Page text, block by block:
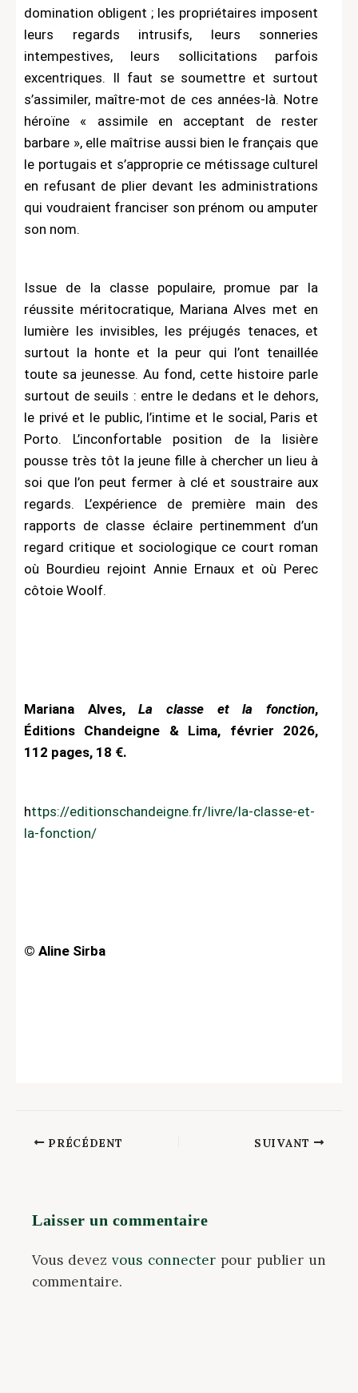
domination obligent ; les propriétaires imposent
leurs regards intrusifs, leurs sonneries
intempestives, leurs sollicitations parfois
excentriques. Il faut se soumettre et surtout
s’assimiler, maître-mot de ces années-là. Notre
héroïne « assimile en acceptant de rester
barbare », elle maîtrise aussi bien le français que
le portugais et s’approprie ce métissage culturel
en refusant de plier devant les administrations
qui voudraient franciser son prénom ou amputer
son nom.
Issue de la classe populaire, promue par la
réussite méritocratique, Mariana Alves met en
lumière les invisibles, les préjugés tenaces, et
surtout la honte et la peur qui l’ont tenaillée
toute sa jeunesse. Au fond, cette histoire parle
surtout de seuils : entre le dedans et le dehors,
le privé et le public, l’intime et le social, Paris et
Porto. L’inconfortable position de la lisière
pousse très tôt la jeune fille à chercher un lieu à
soi que l’on peut fermer à clé et soustraire aux
regards. L’expérience de première main des
rapports de classe éclaire pertinemment d’un
regard critique et sociologique ce court roman
où Bourdieu rejoint Annie Ernaux et où Perec
côtoie Woolf.
Mariana Alves,La classe et la fonction,
Éditions Chandeigne & Lima, février 2026,
112 pages, 18 €.
https://editionschandeigne.fr/livre/la-classe-et-
la-fonction/
Aline Sirba
PRÉCÉDENT SUIVANT
Laisser un commentaire
Vous devezvous connecterpour publier un
commentaire.